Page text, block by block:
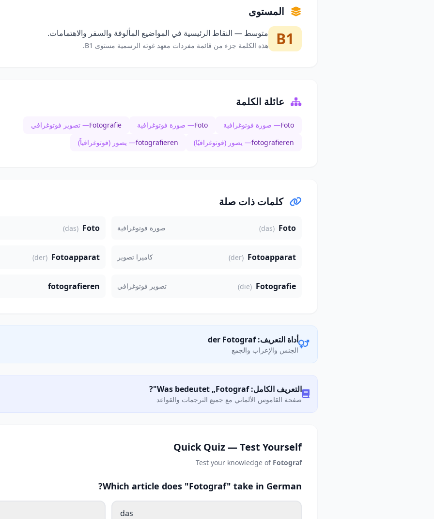
المستوى
B1 متوسط — النقاط الرئيسية في المواضيع المألوفة والسفر والاهتمامات.
هذه الكلمة جزء من قائمة مفردات معهد غوته الرسمية مستوى B1.
عائلة الكلمة
Foto— صورة فوتوغرافية Foto— صورة فوتوغرافية Fotografie— تصوير فوتوغرافي
fotografieren— يصور (فوتوغرافيًا) fotografieren— يصور (فوتوغرافياً)
كلمات ذات صلة
Foto
(das) صورة فوتوغرافية Foto
(das)
Fotoapparat
(der) كاميرا تصوير Fotoapparat
(der)
Fotografie
(die) تصوير فوتوغرافي fotografieren
أداة التعريف: der Fotograf
الجنس والإعراب والجمع
التعريف الكامل: Was bedeutet „Fotograf"?
صفحة القاموس الألماني مع جميع الترجمات والقواعد
Quick Quiz — Test Yourself
Test your knowledge of Fotograf
Which article does "Fotograf" take in German?
das